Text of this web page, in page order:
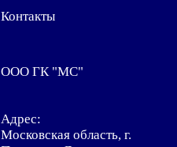
Контакты
ООО ГК "МС"
Адрес:
Московская область, г.